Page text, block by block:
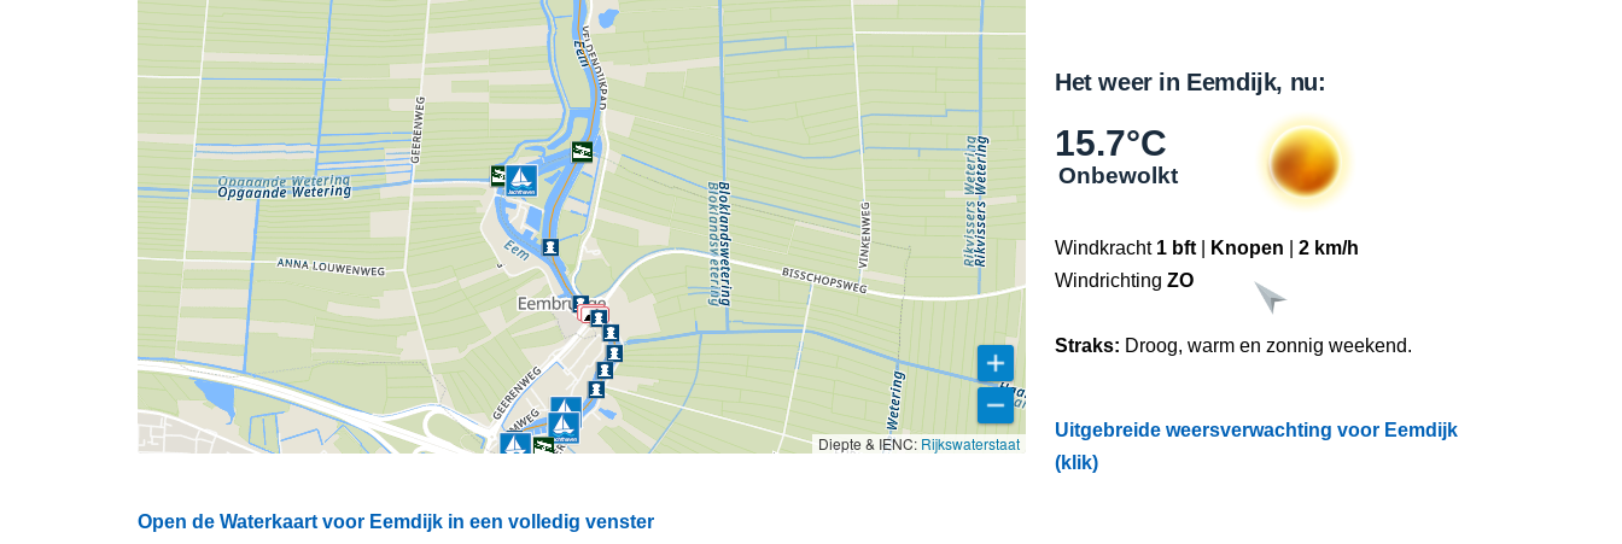
Diepte & IENC: Rijkswaterstaat
Open de Waterkaart voor Eemdijk in een volledig venster
Het weer in Eemdijk, nu:
15.7°C
Onbewolkt
Windkracht 1 bft Knopen
2 km/h
Windrichting ZO
Straks: Droog, warm en zonnig weekend.
Uitgebreide weersverwachting voor Eemdijk
(klik)